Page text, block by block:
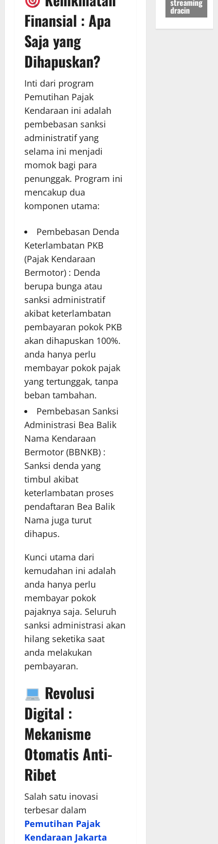
Finansial : Apa
Saja yang
Dihapuskan?
Inti dari program
Pemutihan Pajak
Kendaraan ini adalah
pembebasan sanksi
administratif yang
selama ini menjadi
momok bagi para
penunggak. Program ini
mencakup dua
komponen utama:
Pembebasan Denda
Keterlambatan PKB
(Pajak Kendaraan
Bermotor) : Denda
berupa bunga atau
sanksi administratif
akibat keterlambatan
pembayaran pokok PKB
akan dihapuskan 100%.
anda hanya perlu
membayar pokok pajak
yang tertunggak, tanpa
beban tambahan.
Pembebasan Sanksi
Administrasi Bea Balik
Nama Kendaraan
Bermotor (BBNKB) :
Sanksi denda yang
timbul akibat
keterlambatan proses
pendaftaran Bea Balik
Nama juga turut
dihapus.
Kunci utama dari
kemudahan ini adalah
anda hanya perlu
membayar pokok
pajaknya saja. Seluruh
sanksi administrasi akan
hilang seketika saat
anda melakukan
pembayaran.
Revolusi
Digital :
Mekanisme
Otomatis Anti-
Ribet
Salah satu inovasi
terbesar dalam
Pemutihan Pajak
Kendaraan Jakarta
dracin